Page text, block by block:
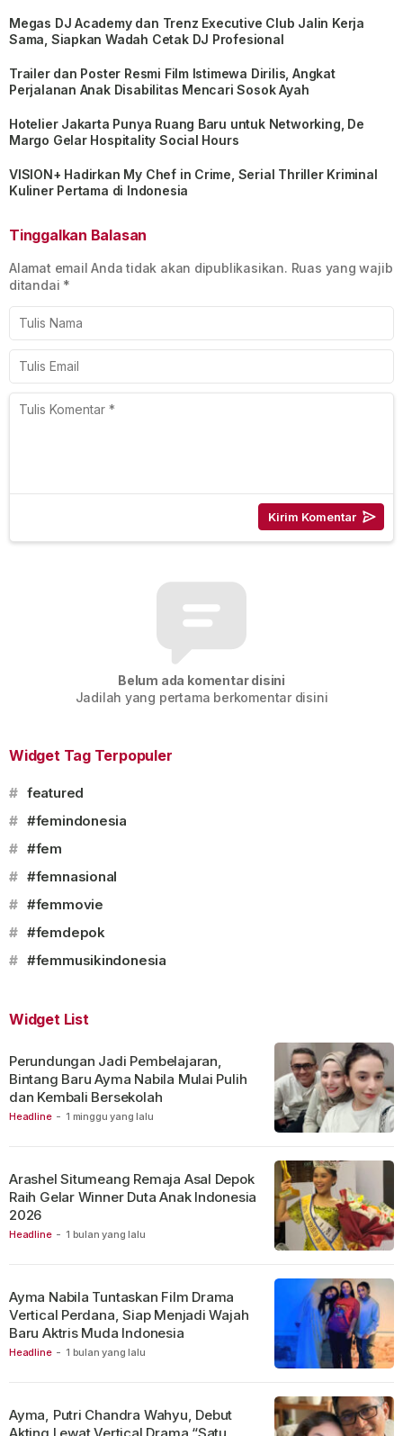
Megas DJ Academy dan Trenz Executive Club Jalin Kerja
Sama, Siapkan Wadah Cetak DJ Profesional
Trailer dan Poster Resmi Film Istimewa Dirilis, Angkat
Perjalanan Anak Disabilitas Mencari Sosok Ayah
Hotelier Jakarta Punya Ruang Baru untuk Networking, De
Margo Gelar Hospitality Social Hours
VISION+ Hadirkan My Chef in Crime, Serial Thriller Kriminal
Kuliner Pertama di Indonesia
Tinggalkan Balasan
Alamat email Anda tidak akan dipublikasikan. Ruas yang wajib
ditandai *
Belum ada komentar disini
Jadilah yang pertama berkomentar disini
Widget Tag Terpopuler
# featured
# #femindonesia
# #fem
# #femnasional
# #femmovie
# #femdepok
# #femmusikindonesia
Widget List
Headline - 1 minggu yang lalu
Perundungan Jadi Pembelajaran,
Bintang Baru Ayma Nabila Mulai Pulih
dan Kembali Bersekolah
Headline - 1 bulan yang lalu
Arashel Situmeang Remaja Asal Depok
Raih Gelar Winner Duta Anak Indonesia
2026
Headline - 1 bulan yang lalu
Ayma Nabila Tuntaskan Film Drama
Vertical Perdana, Siap Menjadi Wajah
Baru Aktris Muda Indonesia
Ayma, Putri Chandra Wahyu, Debut